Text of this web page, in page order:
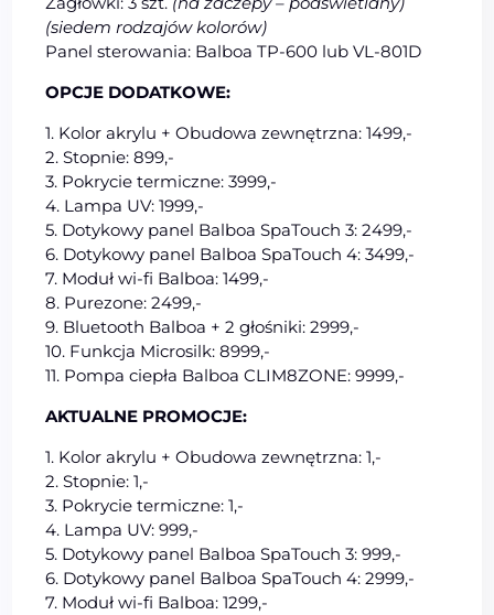
(siedem rodzajów kolorów)
Panel sterowania: Balboa TP-600 lub VL-801D
OPCJE DODATKOWE:
1. Kolor akrylu + Obudowa zewnętrzna: 1499,-
2. Stopnie: 899,-
3. Pokrycie termiczne: 3999,-
4. Lampa UV: 1999,-
5. Dotykowy panel Balboa SpaTouch 3: 2499,-
6. Dotykowy panel Balboa SpaTouch 4: 3499,-
7. Moduł wi-fi Balboa: 1499,-
8. Purezone: 2499,-
9. Bluetooth Balboa + 2 głośniki: 2999,-
10. Funkcja Microsilk: 8999,-
11. Pompa ciepła Balboa CLIM8ZONE: 9999,-
AKTUALNE PROMOCJE:
1. Kolor akrylu + Obudowa zewnętrzna: 1,-
2. Stopnie: 1,-
3. Pokrycie termiczne: 1,-
4. Lampa UV: 999,-
5. Dotykowy panel Balboa SpaTouch 3: 999,-
6. Dotykowy panel Balboa SpaTouch 4: 2999,-
7. Moduł wi-fi Balboa: 1299,-